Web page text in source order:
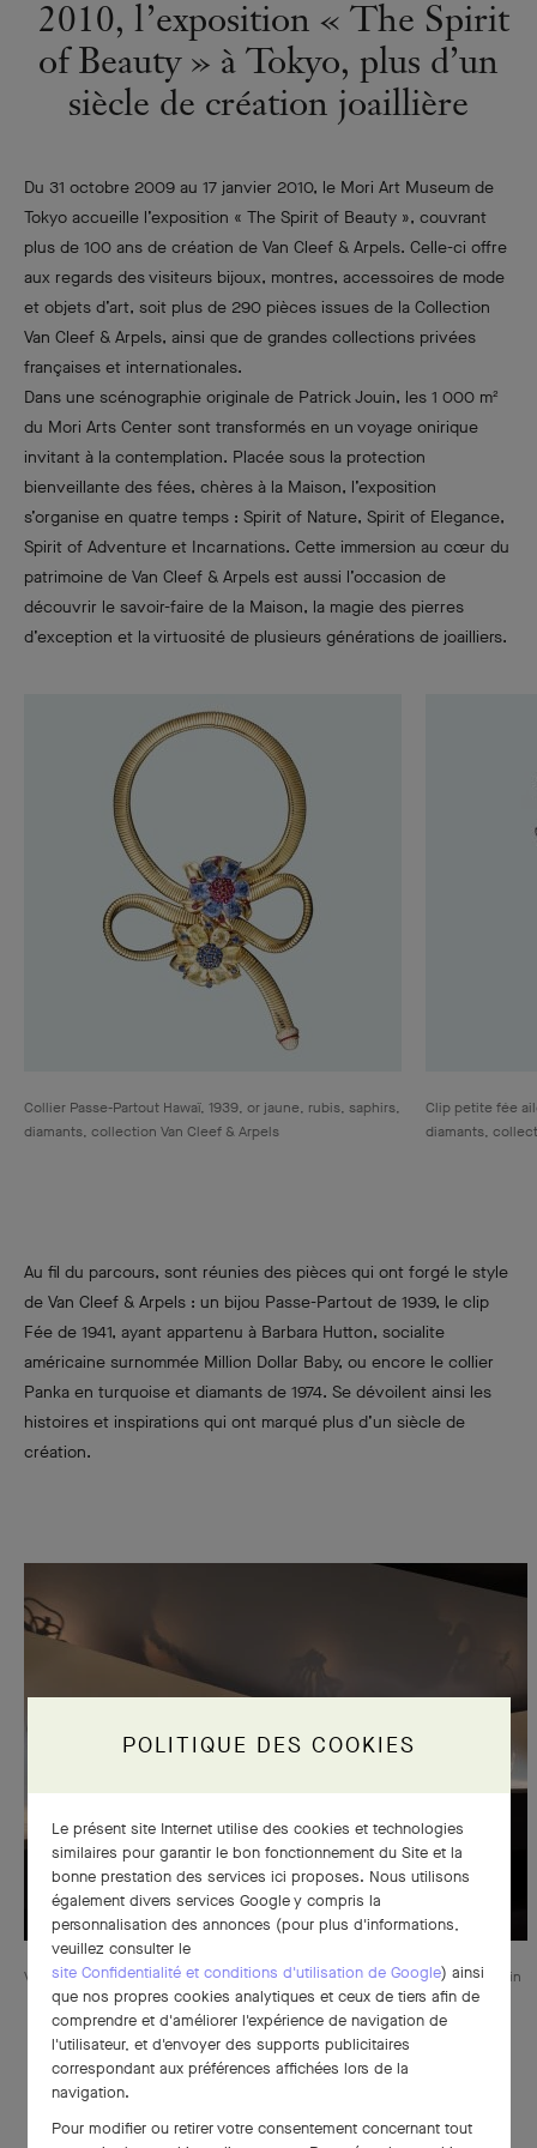
2010, l’exposition « The Spirit
of Beauty » à Tokyo, plus d’un
siècle de création joaillière
Du 31 octobre 2009 au 17 janvier 2010, le Mori Art Museum de
Tokyo accueille l’exposition « The Spirit of Beauty », couvrant
plus de 100 ans de création de Van Cleef & Arpels. Celle-ci offre
aux regards des visiteurs bijoux, montres, accessoires de mode
et objets d’art, soit plus de 290 pièces issues de la Collection
Van Cleef & Arpels, ainsi que de grandes collections privées
françaises et internationales.
Dans une scénographie originale de Patrick Jouin, les 1 000 m²
du Mori Arts Center sont transformés en un voyage onirique
invitant à la contemplation. Placée sous la protection
bienveillante des fées, chères à la Maison, l’exposition
s’organise en quatre temps : Spirit of Nature, Spirit of Elegance,
Spirit of Adventure et Incarnations. Cette immersion au cœur du
patrimoine de Van Cleef & Arpels est aussi l’occasion de
découvrir le savoir-faire de la Maison, la magie des pierres
d’exception et la virtuosité de plusieurs générations de joailliers.
Collier Passe-Partout Hawaï, 1939, or jaune, rubis, saphirs,
diamants, collection Van Cleef & Arpels
Clip petite fée
diamants,
Au fil du parcours, sont réunies des pièces qui ont forgé le style
de Van Cleef & Arpels : un bijou Passe-Partout de 1939, le clip
Fée de 1941, ayant appartenu à Barbara Hutton, socialite
américaine surnommée Million Dollar Baby, ou encore le collier
Panka en turquoise et diamants de 1974. Se dévoilent ainsi les
histoires et inspirations qui ont marqué plus d’un siècle de
création.
Vue des créations au sein l'exposition, scénographie créée par Patrick Jouin
POLITIQUE DES COOKIES
Le présent site Internet utilise des cookies et technologies
similaires pour garantir le bon fonctionnement du Site et la
bonne prestation des services ici proposes. Nous utilisons
également divers services Google y compris la
personnalisation des annonces (pour plus d'informations,
veuillez consulter le
site Confidentialité et conditions d'utilisation de Google) ainsi
que nos propres cookies analytiques et ceux de tiers afin de
comprendre et d'améliorer l'expérience de navigation de
l'utilisateur, et d'envoyer des supports publicitaires
correspondant aux préférences affichées lors de la
navigation.
Pour modifier ou retirer votre consentement concernant tout